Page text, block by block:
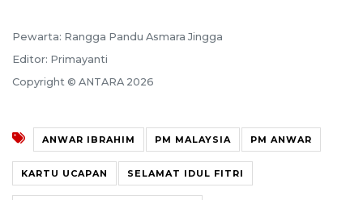
Pewarta: Rangga Pandu Asmara Jingga
Editor: Primayanti
Copyright © ANTARA 2026
ANWAR IBRAHIM PM MALAYSIA PM ANWAR
KARTU UCAPAN SELAMAT IDUL FITRI